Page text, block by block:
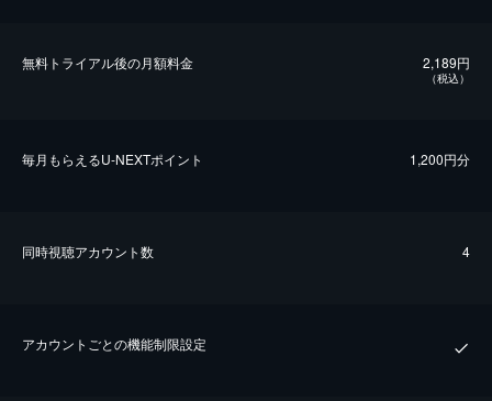
無料トライアル後の⽉額料金 2,189円
（税込）
毎⽉もらえるU-NEXTポイント 1,200円分
同時視聴アカウント数 4
アカウントごとの機能制限設定